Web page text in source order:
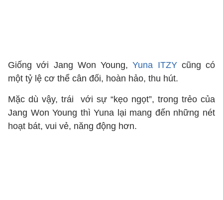
Giống với Jang Won Young,Yuna ITZYcũng có
một tỷ lệ cơ thể cân đối, hoàn hảo, thu hút.
Mặc dù vậy, trái với sự “kẹo ngọt”, trong trẻo của
Jang Won Young thì Yuna lại mang đến những nét
hoạt bát, vui vẻ, năng động hơn.